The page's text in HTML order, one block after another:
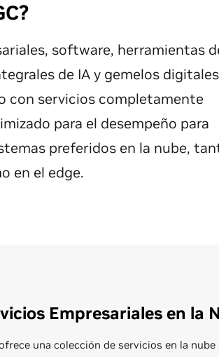
software, herramientas
de IA y gemelos
con servicios completamente
para el desempeño para
preferidos en la nube,
en el edge.
Empresariales en la
una colección de servicios en la